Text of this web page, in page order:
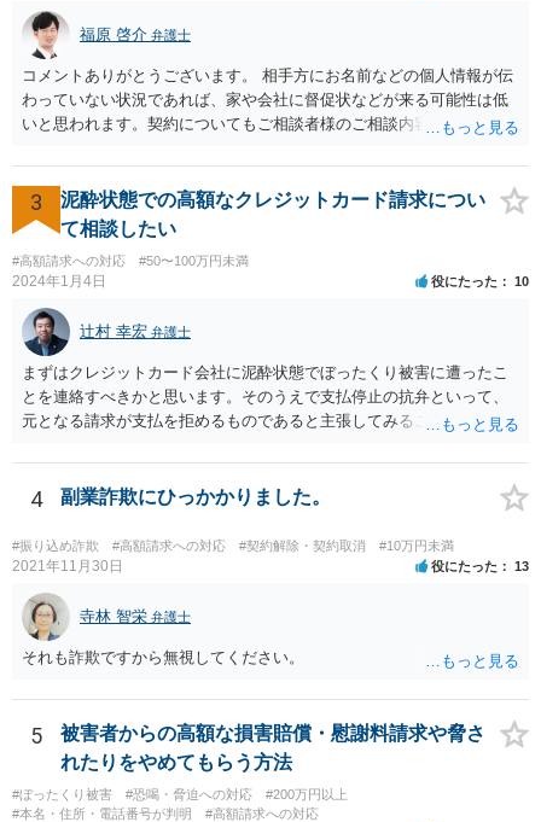
ばいいだけの話だと思いますし、残っていないのであれば、第三者に
送金をされたか、引き出されたどちらかだと思います。第三者に送金
をされてしまっているのであれば、その資金を送金先に返金を求める
などの措置を講じる必要があるのではないでしょうか。
福原 啓介 弁護士
コメントありがとうございます。 相手方にお名前などの個人情報が伝
わっていない状況であれば、家や会社に督促状などが来る可能性は低
いと思われます。契約についてもご相談者様のご相談内容を踏まえま
いただけますと幸いです。
3
泥酔状態での高額なクレジットカード請求につい
て相談したい
#高額請求への対応 #50〜100万円未満
2024年1月4日 役にたった 10
辻村 幸宏 弁護士
まずはクレジットカード会社に泥酔状態でぼったくり被害に遭ったこ
とを連絡すべきかと思います。そのうえで支払停止の抗弁といって、
元となる請求が支払を拒めるものであると主張してみることになるか
かなかシビアかもしれません。 https://zenso.or.jp/wp-content/uploads/
JACAS173%e5%88%a4%e4%be%8b%e7%b4%b9%e4%bb%8b.pdf
4 副業詐欺にひっかかりました。
#振り込め詐欺 #高額請求への対応 #契約解除・契約取消 #10万円未満
2021年11月30日 役にたった 13
寺林 智栄 弁護士
それも詐欺ですから無視してください。
5
被害者からの高額な損害賠償・慰謝料請求や脅さ
れたりをやめてもらう方法
#ぼったくり被害 #恐喝・脅迫への対応
#200万円以上
#本名・住所・電話番号が判明
#高額請求への対応